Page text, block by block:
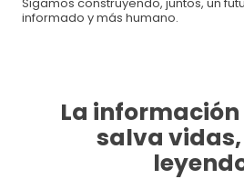
informado y más humano.
La
salva